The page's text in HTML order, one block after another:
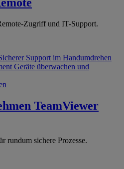
Zugriff und IT-Support.
Support im Handumdrehen
Geräte überwachen und
TeamViewer
rundum sichere Prozesse.